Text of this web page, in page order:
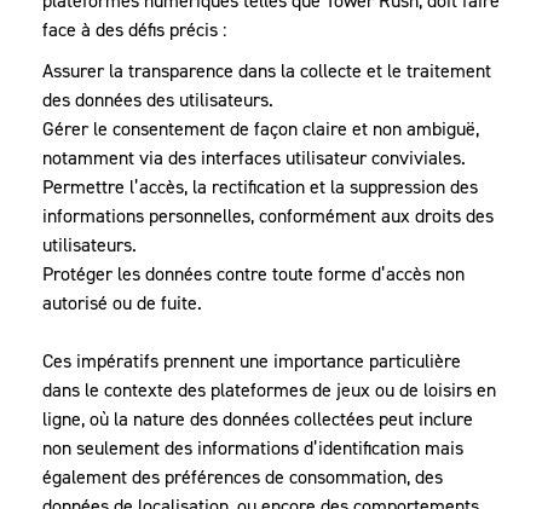
face à des défis précis :
Assurer la transparence dans la collecte et le traitement
des données des utilisateurs.
Gérer le consentement de façon claire et non ambiguë,
notamment via des interfaces utilisateur conviviales.
Permettre l’accès, la rectification et la suppression des
informations personnelles, conformément aux droits des
utilisateurs.
Protéger les données contre toute forme d’accès non
autorisé ou de fuite.
Ces impératifs prennent une importance particulière
dans le contexte des plateformes de jeux ou de loisirs en
ligne, où la nature des données collectées peut inclure
non seulement des informations d’identification mais
également des préférences de consommation, des